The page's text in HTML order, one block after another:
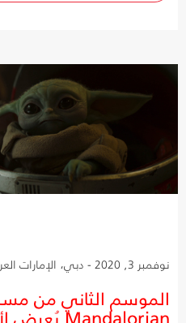
نوفمبر 3, 2020 - دبي، الإمارات العربية المتحدة